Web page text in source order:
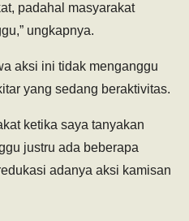
padahal masyarakat
ungkapnya.
aksi ini tidak menganggu
yang sedang beraktivitas.
ketika saya tanyakan
justru ada beberapa
adanya aksi kamisan